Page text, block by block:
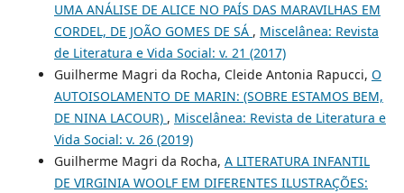
UMA ANÁLISE DE ALICE NO PAÍS DAS MARAVILHAS EM
CORDEL, DE JOÃO GOMES DE SÁ , Miscelânea: Revista
de Literatura e Vida Social: v. 21 (2017)
Guilherme Magri da Rocha, Cleide Antonia Rapucci, O
AUTOISOLAMENTO DE MARIN: (SOBRE ESTAMOS BEM,
DE NINA LACOUR) , Miscelânea: Revista de Literatura e
Vida Social: v. 26 (2019)
Guilherme Magri da Rocha, A LITERATURA INFANTIL
DE VIRGINIA WOOLF EM DIFERENTES ILUSTRAÇÕES: